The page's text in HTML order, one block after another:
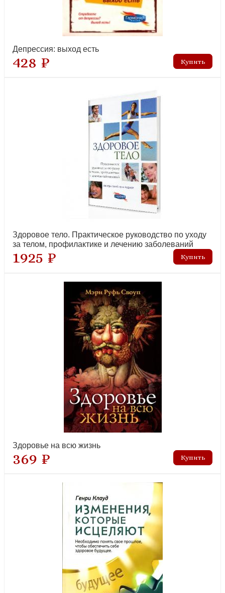
Депрессия: выход есть
428 ₽
Здоровое тело. Практическое руководство по уходу
за телом, профилактике и лечению заболеваний
1925 ₽
Здоровье на всю жизнь
369 ₽